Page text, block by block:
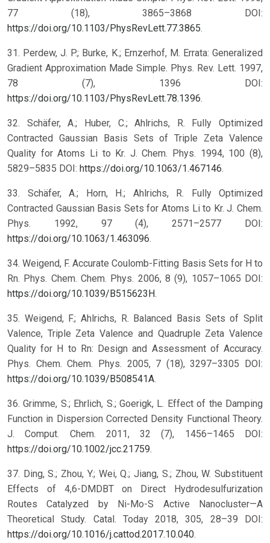
77 (18), 3865–3868 DOI:
https://doi.org/10.1103/PhysRevLett.77.3865.
31. Perdew, J. P.; Burke, K.; Ernzerhof, M. Errata: Generalized
Gradient Approximation Made Simple. Phys. Rev. Lett. 1997,
78 (7), 1396 DOI:
https://doi.org/10.1103/PhysRevLett.78.1396.
32. Schäfer, A.; Huber, C.; Ahlrichs, R. Fully Optimized
Contracted Gaussian Basis Sets of Triple Zeta Valence
Quality for Atoms Li to Kr. J. Chem. Phys. 1994, 100 (8),
5829–5835 DOI: https://doi.org/10.1063/1.467146.
33. Schäfer, A.; Horn, H.; Ahlrichs, R. Fully Optimized
Contracted Gaussian Basis Sets for Atoms Li to Kr. J. Chem.
Phys. 1992, 97 (4), 2571–2577 DOI:
https://doi.org/10.1063/1.463096.
34. Weigend, F. Accurate Coulomb-Fitting Basis Sets for H to
Rn. Phys. Chem. Chem. Phys. 2006, 8 (9), 1057–1065 DOI:
https://doi.org/10.1039/B515623H.
35. Weigend, F.; Ahlrichs, R. Balanced Basis Sets of Split
Valence, Triple Zeta Valence and Quadruple Zeta Valence
Quality for H to Rn: Design and Assessment of Accuracy.
Phys. Chem. Chem. Phys. 2005, 7 (18), 3297–3305 DOI:
https://doi.org/10.1039/B508541A.
36. Grimme, S.; Ehrlich, S.; Goerigk, L. Effect of the Damping
Function in Dispersion Corrected Density Functional Theory.
J. Comput. Chem. 2011, 32 (7), 1456–1465 DOI:
https://doi.org/10.1002/jcc.21759.
37. Ding, S.; Zhou, Y.; Wei, Q.; Jiang, S.; Zhou, W. Substituent
Effects of 4,6-DMDBT on Direct Hydrodesulfurization
Routes Catalyzed by Ni-Mo-S Active Nanocluster—A
Theoretical Study. Catal. Today 2018, 305, 28–39 DOI:
https://doi.org/10.1016/j.cattod.2017.10.040.